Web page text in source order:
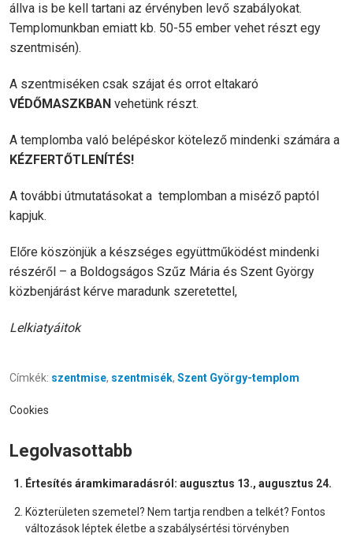
állva is be kell tartani az érvényben levő szabályokat.
Templomunkban emiatt kb. 50-55 ember vehet részt egy
szentmisén).
A szentmiséken csak szájat és orrot eltakaró
VÉDŐMASZKBAN vehetünk részt.
A templomba való belépéskor kötelező mindenki számára a
KÉZFERTŐTLENÍTÉS!
A további útmutatásokat a templomban a miséző paptól
kapjuk.
Előre köszönjük a készséges együttműködést mindenki
részéről – a Boldogságos Szűz Mária és Szent György
közbenjárást kérve maradunk szeretettel,
Lelkiatyáitok
Címkék: szentmise, szentmisék, Szent György-templom
Cookies
Legolvasottabb
Értesítés áramkimaradásról: augusztus 13., augusztus 24.
Közterületen szemetel? Nem tartja rendben a telkét? Fontos
változások léptek életbe a szabálysértési törvényben